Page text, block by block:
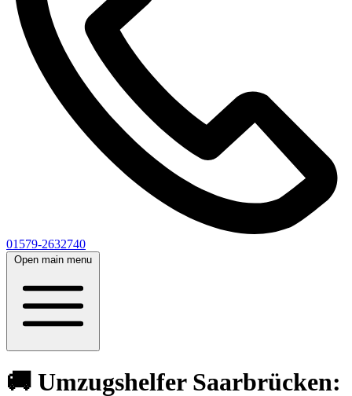
01579-2632740
Open main menu
🚚 Umzugshelfer Saarbrücken: